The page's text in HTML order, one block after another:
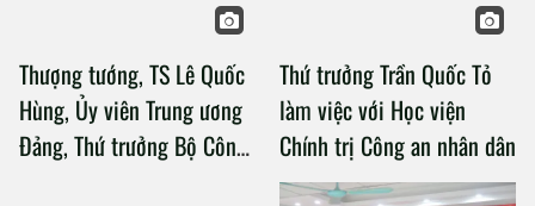
Thượng tướng, TS Lê Quốc
Hùng, Ủy viên Trung ương
Đảng, Thứ trưởng Bộ Công
Thứ trưởng Trần Quốc Tỏ
làm việc với Học viện
Chính trị Công an nhân dân